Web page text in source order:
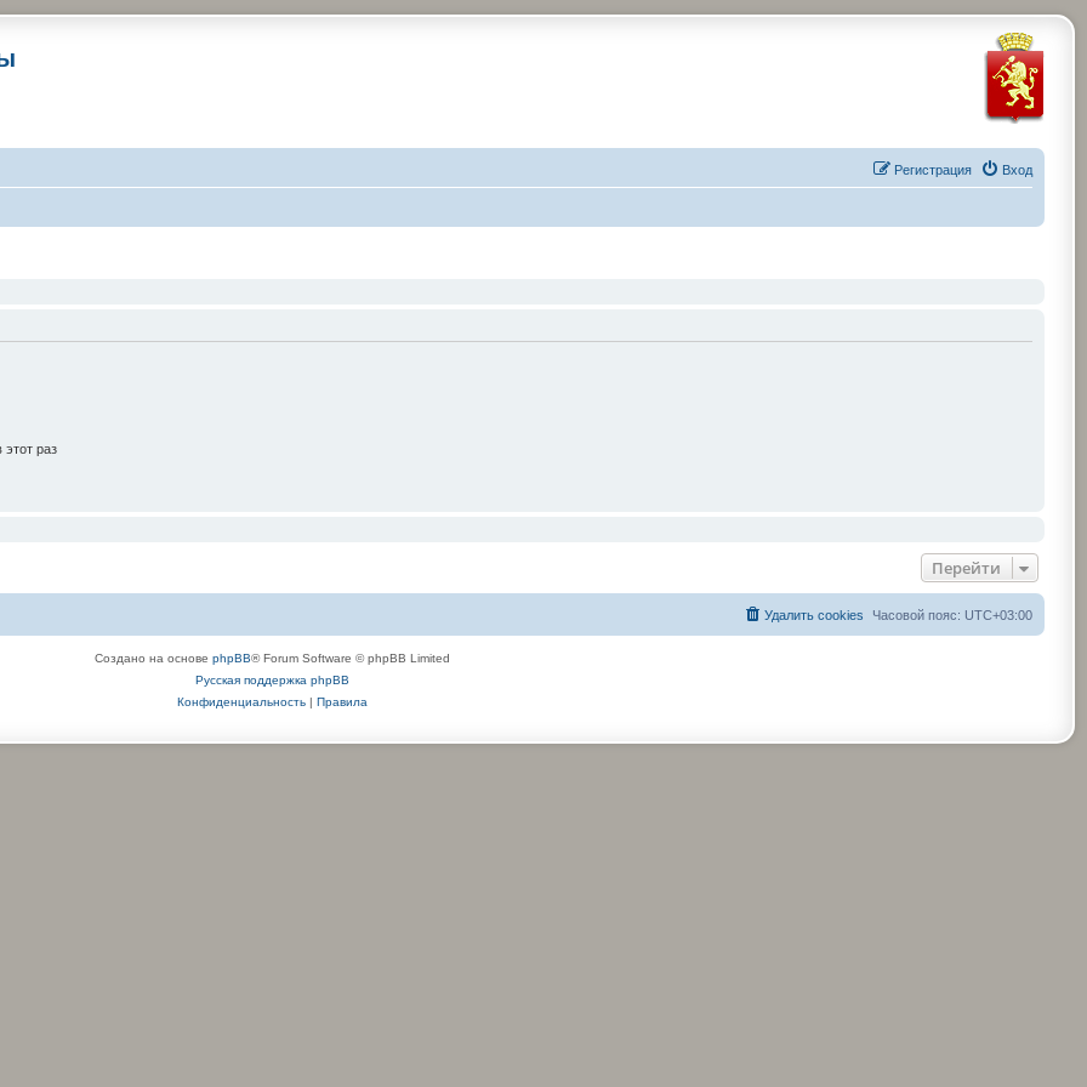
Вход
Регистрация
раз
Перейти
Часовой пояс: UTC+03:00
Удалить cookies
Создано на основе phpBB® Forum Software © phpBB Limited
Русская поддержка phpBB
Конфиденциальность| Правила